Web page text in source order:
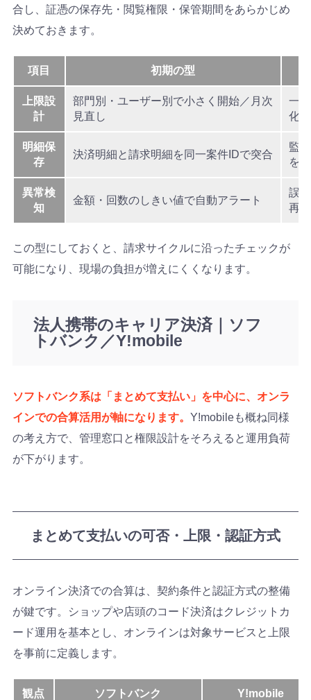
合し、証憑の保存先・閲覧権限・保管期間をあらかじめ
決めておきます。
項目 初期の型
上限設
計
部門別・ユーザー別で小さく開始／月次
見直し
一
化
明細保
存
決済明細と請求明細を同一案件IDで突合
監
を
異常検
知
金額・回数のしきい値で自動アラート
誤
再開
この型にしておくと、請求サイクルに沿ったチェックが
可能になり、現場の負担が増えにくくなります。
法人携帯のキャリア決済｜ソフ
トバンク／Y!mobile
ソフトバンク系は「まとめて支払い」を中心に、オンラ
インでの合算活用が軸になります。 Y!mobileも概ね同様
の考え方で、管理窓口と権限設計をそろえると運用負荷
が下がります。
まとめて支払いの可否・上限・認証方式
オンライン決済での合算は、契約条件と認証方式の整備
が鍵です。ショップや店頭のコード決済はクレジットカ
ード運用を基本とし、オンラインは対象サービスと上限
を事前に定義します。
観点 ソフトバンク Y!mobile